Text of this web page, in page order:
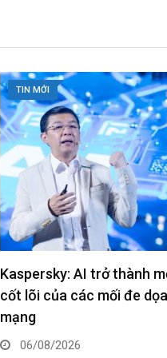
TIN MỚI
LG ra mắt điều hòa
Air tại Việt Nam, kết hợp
kế nghệ thuật
06/08/2026